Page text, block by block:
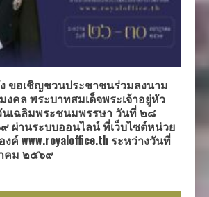
ขอเชิญชวนประชาชนร่วมลงนาม
งคล พระบาทสมเด็จพระเจ้าอยู่หัว
นเฉลิมพระชนมพรรษา วันที่ ๒๘
ผ่านระบบออนไลน์ ที่เว็บไซต์หน่วย
ค์ www.royaloffice.th ระหว่างวันที่
คม ๒๕๖๙